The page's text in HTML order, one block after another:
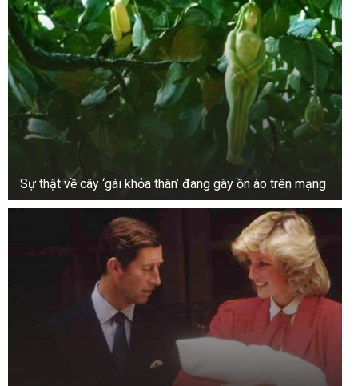
Sự thật về cây ‘gái khỏa thân’ đang gây ồn ào trên mạng